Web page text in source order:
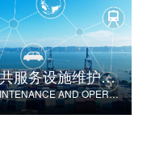
公共服务设施维护与运营
MAINTENANCE AND OPERATION OF PUBLIC SERVICE FACILITIES